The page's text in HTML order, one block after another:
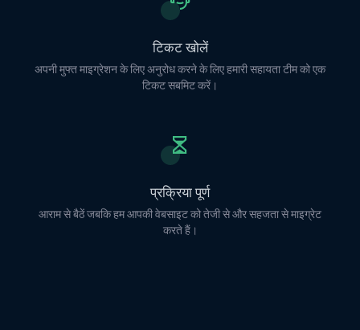
टिकट खोलें
अपनी मुफ्त माइग्रेशन के लिए अनुरोध करने के लिए हमारी सहायता टीम को एक
टिकट सबमिट करें।
प्रक्रिया पूर्ण
आराम से बैठें जबकि हम आपकी वेबसाइट को तेजी से और सहजता से माइग्रेट
करते हैं।